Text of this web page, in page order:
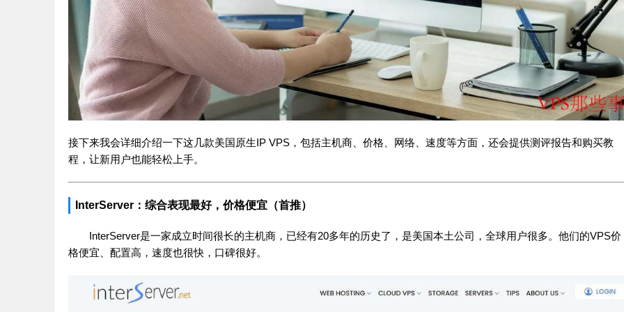
接下来我会详细介绍一下这几款美国原生IP VPS，包括主机商、价格、网络、速度等方面，还会提供测评报告和购买教
程，让新用户也能轻松上手。
InterServer：综合表现最好，价格便宜（首推）
InterServer是一家成立时间很长的主机商，已经有20多年的历史了，是美国本土公司，全球用户很多。他们的VPS价
格便宜、配置高，速度也很快，口碑很好。